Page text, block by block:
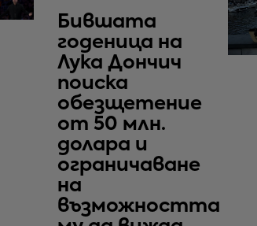
Бившата
годеница на
Лука Дончич
поиска
обезщетение
от 50 млн.
долара и
ограничаване
на
възможността